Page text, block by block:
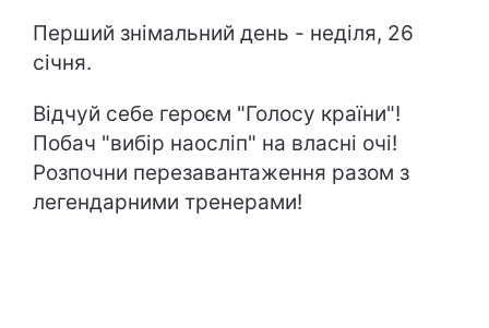
Перший знімальний день - неділя, 26
січня.
Відчуй себе героєм "Голосу країни"!
Побач "вибір наосліп" на власні очі!
Розпочни перезавантаження разом з
легендарними тренерами!